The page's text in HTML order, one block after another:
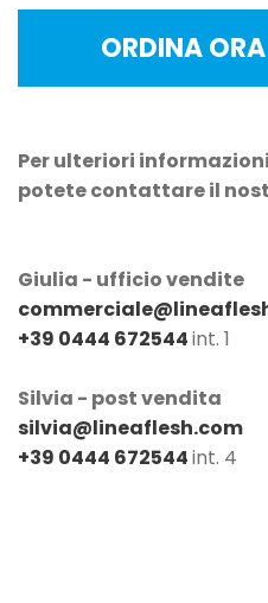
ORDINA ORA
Per ulteriori
potete contattare il
Giulia - ufficio vendite
+39 0444 672544int. 1
Silvia - post vendita
silvia@lineaflesh.com
+39 0444 672544int. 4